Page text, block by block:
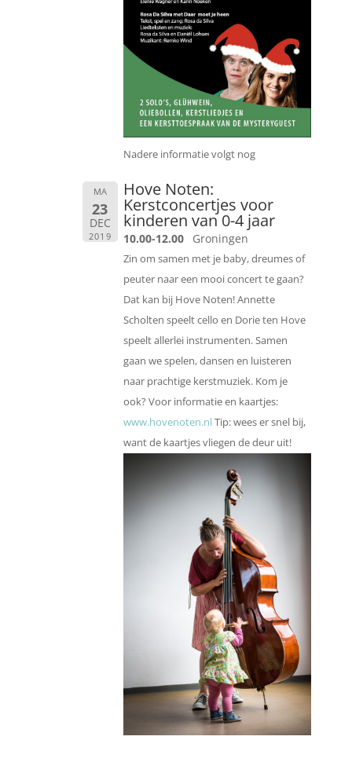
Nadere informatie volgt nog
MA
23
DEC
2019
Hove Noten:
Kerstconcertjes voor
kinderen van 0-4 jaar
10.00-12.00 Groningen
Zin om samen met je baby, dreumes of
peuter naar een mooi concert te gaan?
Dat kan bij Hove Noten! Annette
Scholten speelt cello en Dorie ten Hove
speelt allerlei instrumenten. Samen
gaan we spelen, dansen en luisteren
naar prachtige kerstmuziek. Kom je
ook? Voor informatie en kaartjes:
www.hovenoten.nl Tip: wees er snel bij,
want de kaartjes vliegen de deur uit!